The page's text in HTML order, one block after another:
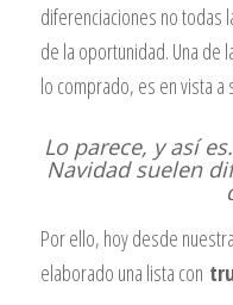
diferenciaciones no todas
de la oportunidad. Una de
lo comprado, es en vista a
Lo parece, y así
Navidad suelen
Por ello, hoy desde nuestra
elaborado una lista con